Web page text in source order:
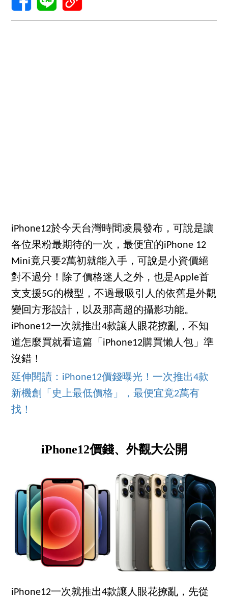
iPhone12於今天台灣時間凌晨發布，可說是讓
各位果粉最期待的一次，最便宜的iPhone 12
Mini竟只要2萬初就能入手，可說是小資價絕
對不過分！除了價格迷人之外，也是Apple首
支支援5G的機型，不過最吸引人的依舊是外觀
變回方形設計，以及那高超的攝影功能。
iPhone12一次就推出4款讓人眼花撩亂，不知
道怎麼買就看這篇「iPhone12購買懶人包」準
沒錯！
延伸閱讀：iPhone12價錢曝光！一次推出4款
新機創「史上最低價格」，最便宜竟2萬有
找！
iPhone12價錢、外觀大公開
iPhone12一次就推出4款讓人眼花撩亂，先從